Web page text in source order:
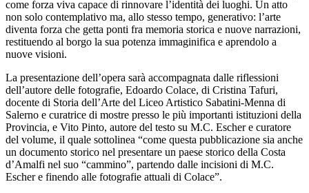
come forza viva capace di rinnovare l’identità dei luoghi. Un atto
non solo contemplativo ma, allo stesso tempo, generativo: l’arte
diventa forza che getta ponti fra memoria storica e nuove narrazioni,
restituendo al borgo la sua potenza immaginifica e aprendolo a
nuove visioni.
La presentazione dell’opera sarà accompagnata dalle riflessioni
dell’autore delle fotografie, Edoardo Colace, di Cristina Tafuri,
docente di Storia dell’Arte del Liceo Artistico Sabatini-Menna di
Salerno e curatrice di mostre presso le più importanti istituzioni della
Provincia, e Vito Pinto, autore del testo su M.C. Escher e curatore
del volume, il quale sottolinea “come questa pubblicazione sia anche
un documento storico nel presentare un paese storico della Costa
d’Amalfi nel suo “cammino”, partendo dalle incisioni di M.C.
Escher e finendo alle fotografie attuali di Colace”.